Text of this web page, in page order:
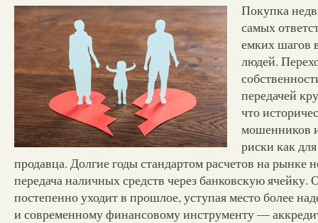
Покупка
самых
емких шагов
людей.
передачей
что
мошенников
риски как
продавца. Долгие годы стандартом расчетов на рынке
передача наличных средств через банковскую ячейку.
постепенно уходит в прошлое, уступая место более
и современному финансовому инструменту —